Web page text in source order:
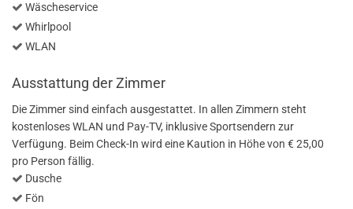
Wäscheservice
Whirlpool
WLAN
Ausstattung der Zimmer
Die Zimmer sind einfach ausgestattet. In allen Zimmern steht
kostenloses WLAN und Pay-TV, inklusive Sportsendern zur
Verfügung. Beim Check-In wird eine Kaution in Höhe von € 25,00
pro Person fällig.
Dusche
Fön